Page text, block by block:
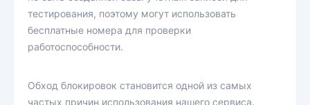
тестирования, поэтому могут использовать
бесплатные номера для проверки
работоспособности.
Обход блокировок становится одной из самых
частых причин использования нашего сервиса.